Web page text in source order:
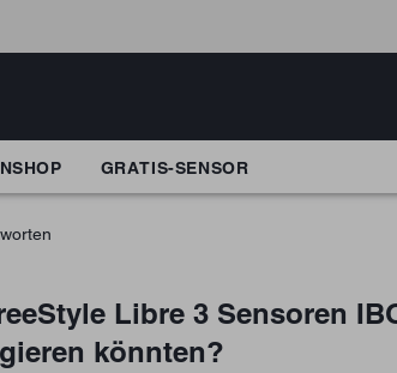
GRATIS-SENSOR
Libre 3 Sensoren
könnten?